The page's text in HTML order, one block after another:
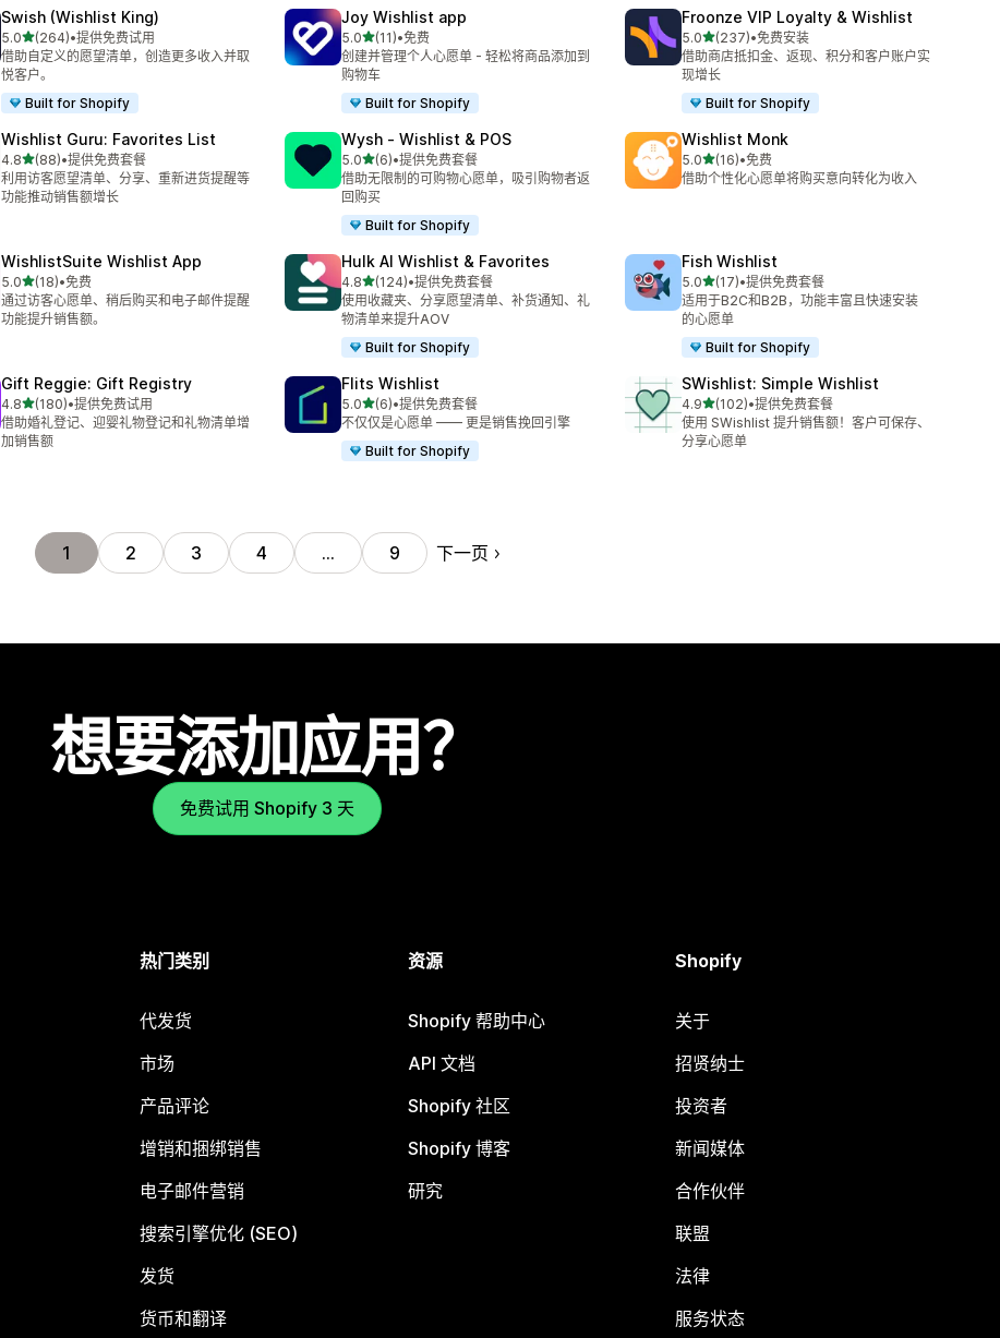
Swish (Wishlist King)
5.0星（满分 5 星）
(264)
总共 264 条评论
•提供免费试用
借助自定义的愿望清单，创造更多收入并取
悦客户。
Built for Shopify
Joy Wishlist app
5.0星（满分 5 星）
(11)
总共 11 条评论
•免费
创建并管理个人心愿单 - 轻松将商品添加到
购物车
Built for Shopify
Froonze VIP Loyalty & Wishlist
5.0星（满分 5 星）
(237)
总共 237 条评论
•免费安装
借助商店抵扣金、返现、积分和客户账户实
现增长
Built for Shopify
Wishlist Guru: Favorites List
4.8星（满分 5 星）
(88)
总共 88 条评论
•提供免费套餐
利用访客愿望清单、分享、重新进货提醒等
功能推动销售额增长
Wysh ‑ Wishlist & POS
5.0星（满分 5 星）
(6)
总共 6 条评论
•提供免费套餐
借助无限制的可购物心愿单，吸引购物者返
回购买
Built for Shopify
Wishlist Monk
5.0星（满分 5 星）
(16)
总共 16 条评论
•免费
借助个性化心愿单将购买意向转化为收入
WishlistSuite Wishlist App
5.0星（满分 5 星）
(18)
总共 18 条评论
•免费
通过访客心愿单、稍后购买和电子邮件提醒
功能提升销售额。
Hulk AI Wishlist & Favorites
4.8星（满分 5 星）
(124)
总共 124 条评论
•提供免费套餐
使用收藏夹、分享愿望清单、补货通知、礼
物清单来提升AOV
Built for Shopify
Fish Wishlist
5.0星（满分 5 星）
(17)
总共 17 条评论
•提供免费套餐
适用于B2C和B2B，功能丰富且快速安装
的心愿单
Built for Shopify
Gift Reggie: Gift Registry
4.8星（满分 5 星）
(180)
总共 180 条评论
•提供免费试用
借助婚礼登记、迎婴礼物登记和礼物清单增
加销售额
Flits Wishlist
5.0星（满分 5 星）
(6)
总共 6 条评论
•提供免费套餐
不仅仅是心愿单 —— 更是销售挽回引擎
Built for Shopify
SWishlist: Simple Wishlist
4.9星（满分 5 星）
(102)
总共 102 条评论
•提供免费套餐
使用 SWishlist 提升销售额！客户可保存、
分享心愿单
1 2 3 4 … 9 下一页
想要添加应用？
免费试用 Shopify 3 天
热门类别
代发货
市场
产品评论
增销和捆绑销售
电子邮件营销
搜索引擎优化 (SEO)
发货
货币和翻译
资源
Shopify 帮助中心
API 文档
Shopify 社区
Shopify 博客
研究
Shopify
关于
招贤纳士
投资者
新闻媒体
合作伙伴
联盟
法律
服务状态